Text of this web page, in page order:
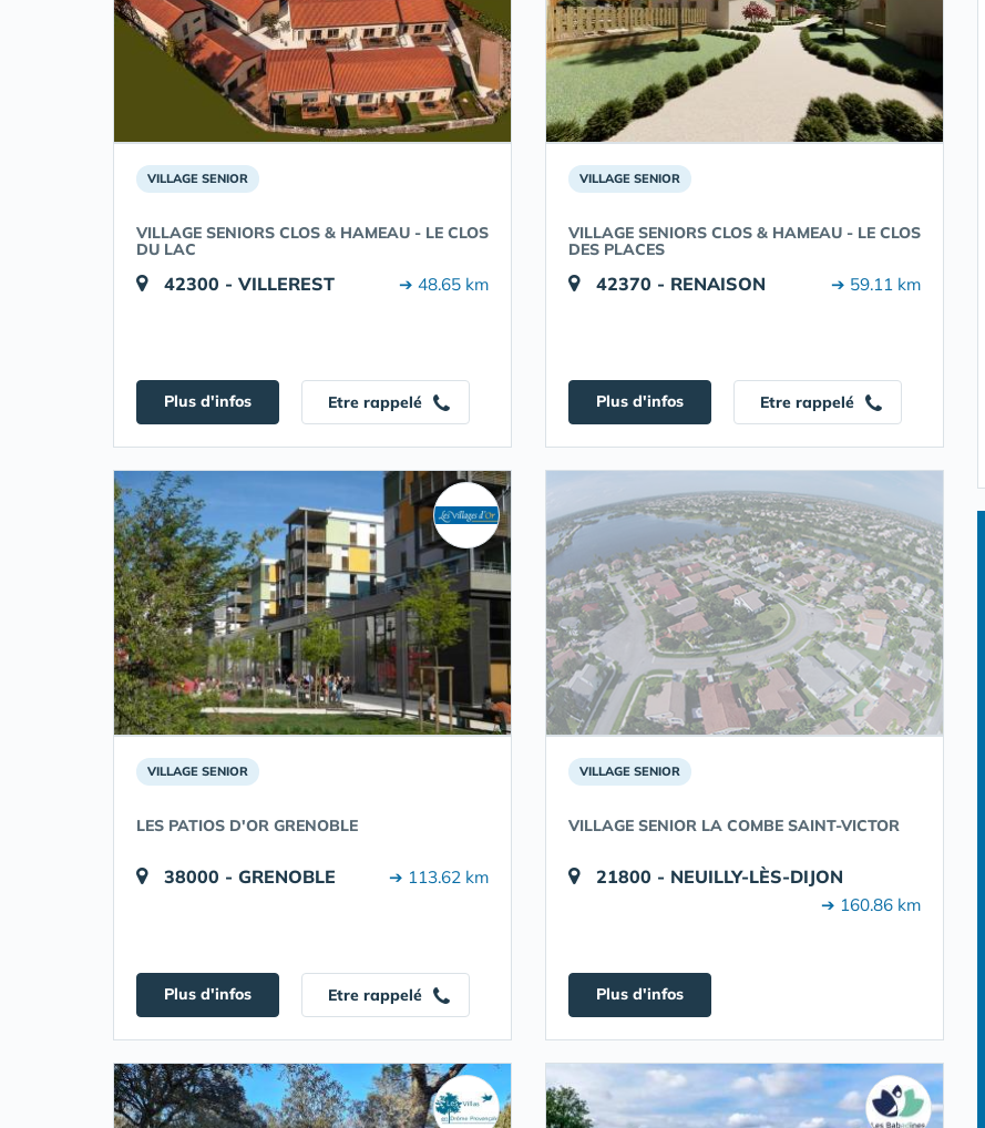
VILLAGE SENIOR
VILLAGE SENIORS CLOS & HAMEAU - LE CLOS
DU LAC
42300 - VILLEREST ➔ 48.65 km
Plus d'infos Etre rappelé
VILLAGE SENIOR
VILLAGE SENIORS CLOS & HAMEAU - LE CLOS
DES PLACES
42370 - RENAISON ➔ 59.11 km
Plus d'infos Etre rappelé
VILLAGE SENIOR
LES PATIOS D'OR GRENOBLE
38000 - GRENOBLE ➔ 113.62 km
Plus d'infos Etre rappelé
VILLAGE SENIOR
VILLAGE SENIOR LA COMBE SAINT-VICTOR
21800 - NEUILLY-LÈS-DIJON
➔ 160.86 km
Plus d'infos